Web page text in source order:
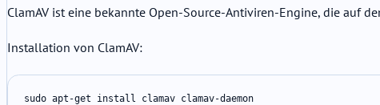
ClamAV ist eine bekannte Open-Source-Antiviren-Engine, die auf
Installation von ClamAV:
sudo apt-get install clamav clamav-daemon